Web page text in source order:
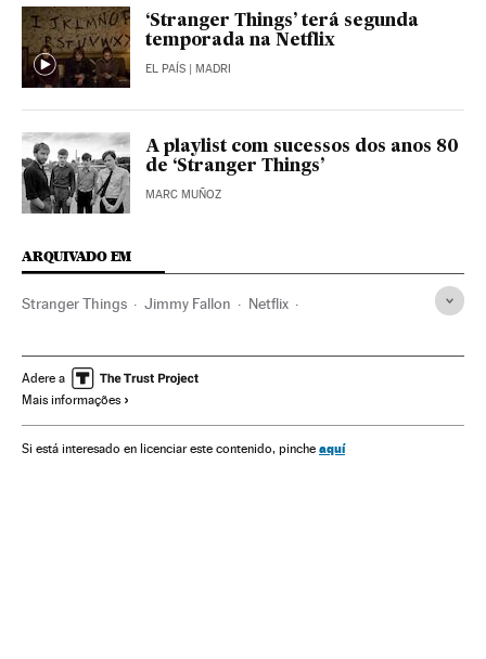
‘Stranger Things’ terá segunda
temporada na Netflix
EL PAÍS | MADRI
A playlist com sucessos dos anos 80
de ‘Stranger Things’
MARC MUÑOZ
ARQUIVADO EM
Stranger Things Jimmy Fallon Netflix
Plataformas digitales IPTV
Programa tv
Meios comunicação Economia Telecomunicações
Adere a
Mais informações
Si está interesado en licenciar este contenido, pinche aquí